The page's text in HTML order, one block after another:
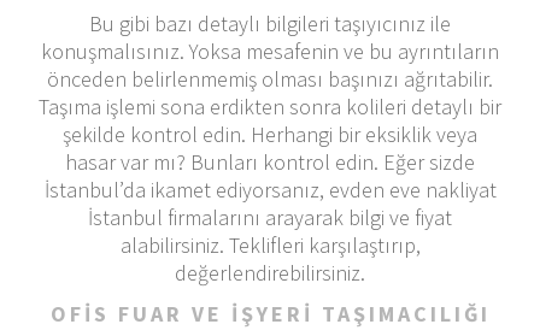
Bu gibi bazı detaylı bilgileri taşıyıcınız ile
konuşmalısınız. Yoksa mesafenin ve bu ayrıntıların
önceden belirlenmemiş olması başınızı ağrıtabilir.
Taşıma işlemi sona erdikten sonra kolileri detaylı bir
şekilde kontrol edin. Herhangi bir eksiklik veya
hasar var mı? Bunları kontrol edin. Eğer sizde
İstanbul’da ikamet ediyorsanız, evden eve nakliyat
İstanbul firmalarını arayarak bilgi ve fiyat
alabilirsiniz. Teklifleri karşılaştırıp,
değerlendirebilirsiniz.
OFİS FUAR VE İŞYERİ TAŞIMACILIĞI